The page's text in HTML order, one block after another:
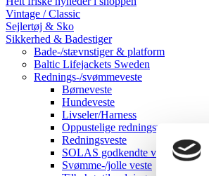
Vintage / Classic
Sejlertøj & Sko
Sikkerhed & Badestiger
Bade-/stævnstiger & platform
Baltic Lifejackets Sweden
Rednings-/svømmeveste
Børneveste
Hundeveste
Livseler/Harness
Oppustelige redningsveste
Redningsveste
SOLAS godkendte veste
Svømme-/jolle veste